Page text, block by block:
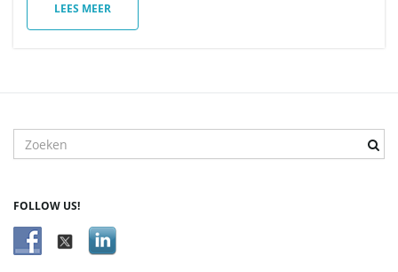
LEES MEER
r
w
o
FOLLOW US!